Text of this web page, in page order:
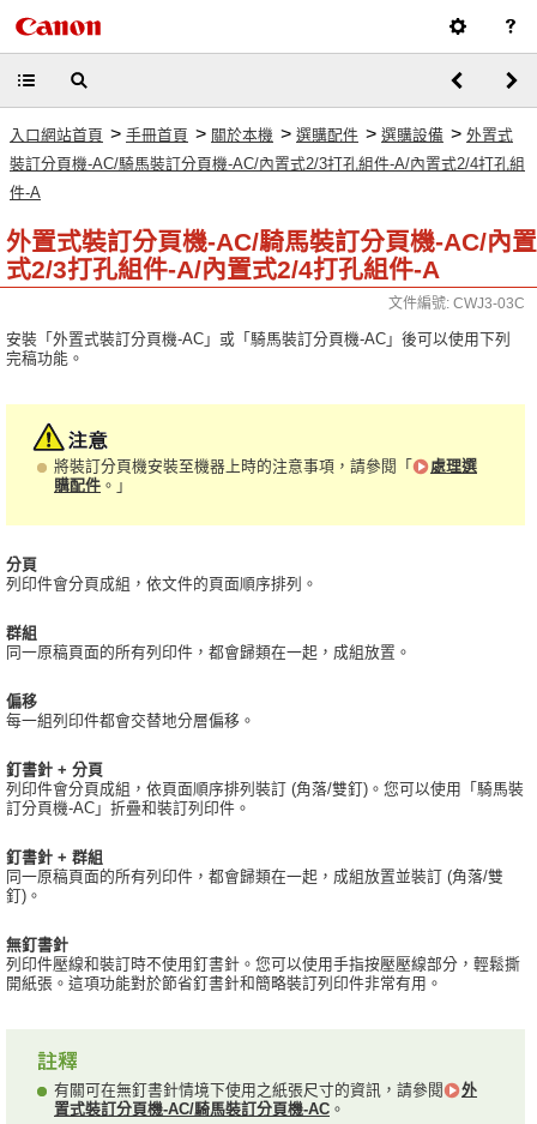
入口網站首頁 > 手冊首頁 > 關於本機 > 選購配件 > 選購設備 > 外置式
裝訂分頁機-AC/騎馬裝訂分頁機-AC/內置式2/3打孔組件-A/內置式2/4打孔組
件-A
外置式裝訂分頁機-AC/騎馬裝訂分頁機-AC/內置
式2/3打孔組件-A/內置式2/4打孔組件-A
文件編號: CWJ3-03C
安裝「外置式裝訂分頁機-AC」或「騎馬裝訂分頁機-AC」後可以使用下列
完稿功能。
將裝訂分頁機安裝至機器上時的注意事項，請參閱「
處理選
購配件 。」
分頁
列印件會分頁成組，依文件的頁面順序排列。
群組
同一原稿頁面的所有列印件，都會歸類在一起，成組放置。
偏移
每一組列印件都會交替地分層偏移。
釘書針 + 分頁
列印件會分頁成組，依頁面順序排列裝訂 (角落/雙釘)。您可以使用「騎馬裝
訂分頁機-AC」折疊和裝訂列印件。
釘書針 + 群組
同一原稿頁面的所有列印件，都會歸類在一起，成組放置並裝訂 (角落/雙
釘)。
無釘書針
列印件壓線和裝訂時不使用釘書針。您可以使用手指按壓壓線部分，輕鬆撕
開紙張。這項功能對於節省釘書針和簡略裝訂列印件非常有用。
有關可在無釘書針情境下使用之紙張尺寸的資訊，請參閱
外
置式裝訂分頁機-AC/騎馬裝訂分頁機-AC 。